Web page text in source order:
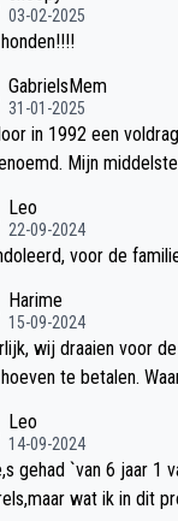
03-02-2025
GabrielsMem
31-01-2025
in 1992 een
Mijn middelste zoon was dan 9
Bob verteld in
rouw verdriet en als
gegevens
verlies in 1992
geproduceerd en
12 dagen na het
hadden zeker
na ons verlies zoiets
kinderen dat
Wij
Leo
22-09-2024
voor de
Harime
15-09-2024
wij draaien voor
te betalen.
Leo
14-09-2024
gehad `van 6 jaar 1
wat ik in dit